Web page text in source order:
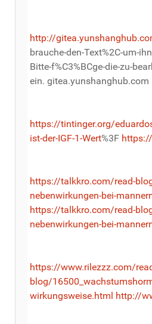
http://
brauche-den-Text%2C-um-
Bitte-f%C3%BCge-die-zu-
ein. gitea.yunshanghub.com
https://tintinger.org/
ist-der-IGF-1-Wert%3F
https://talkkro.com/read-
nebenwirkungen-bei-
https://talkkro.com/read-
nebenwirkungen-bei-
https://www.rilezzz.com/
blog/
wirkungsweise.html http://